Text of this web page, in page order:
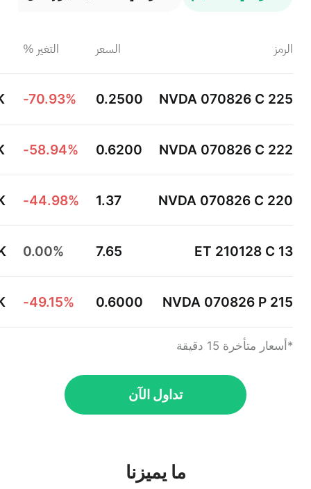
الرمز السعر التغير %
NVDA 070826 C 225
0.2500
-70.93%
NVDA 070826 C 222
0.6200
-58.94%
NVDA 070826 C 220
1.37
-44.98%
ET 210128 C 13
7.65
0.00%
NVDA 070826 P 215
0.6000
-49.15%
*أسعار متأخرة 15 دقيقة
تداول الآن
ما يميزنا